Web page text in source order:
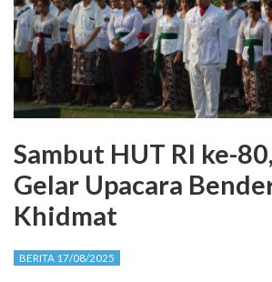
Sambut HUT RI ke-
Gelar Upacara
Khidmat
BERITA 17/08/2025